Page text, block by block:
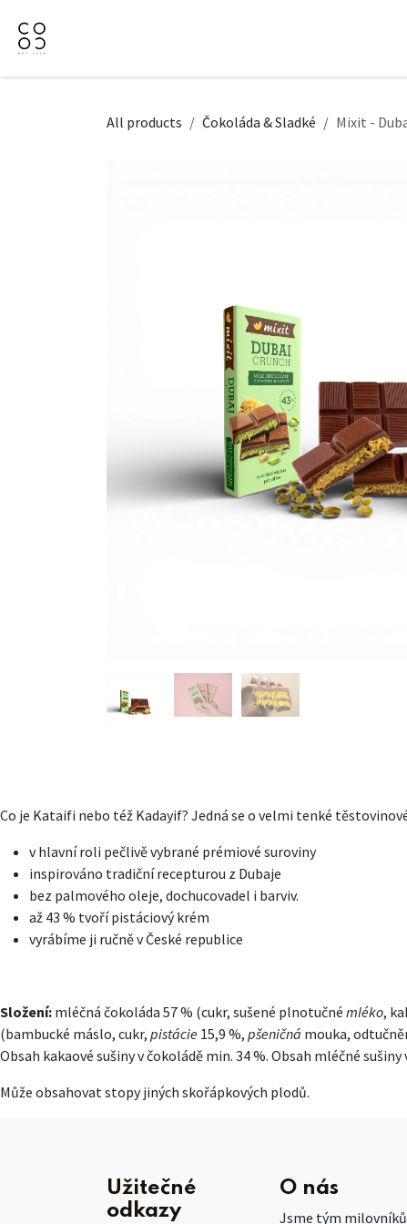
All products Čokoláda & Sladké Mixit -
Co je Kataifi nebo též Kadayif? Jedná se o velmi tenké
v hlavní roli pečlivě vybrané prémiové suroviny
inspirováno tradiční recepturou z Dubaje
bez palmového oleje, dochucovadel i barviv.
až 43 % tvoří pistáciový krém
vyrábíme ji ručně v České republice
Složení: mléčná čokoláda 57 % (cukr, sušené plnotučné mléko,
(bambucké máslo, cukr, pistácie 15,9 %, pšeničná mouka,
Obsah kakaové sušiny v čokoládě min. 34 %. Obsah mléčné sušiny
Může obsahovat stopy jiných skořápkových plodů.
Užitečné
odkazy
O nás
Jsme tým